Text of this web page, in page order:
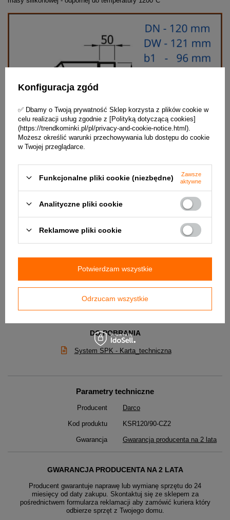
- duża trwałość
- dostępne w kolorach czarnym (standard) i grafitowym (na
stałe: drewno lub pellet.
✅ Karta katalogowa produktu w załączniku poniżej !
DO POBRANIA
System SPK - Karta_techniczna
Parametry techniczne
Producent Darco
Kod produktu KSR120/90-CZ2
Gwarancja Gwarancja producenta na 2 lata
GWARANCJA PRODUCENTA NA 2 LATA
Producent gwarantuje naprawę lub wymianę sprzętu do 24
miesięcy od daty zakupu. Skontaktuj się ze sklepem za
pośrednictwem formularza reklamacji aby zamówić kuriera który
odbierze sprzęt z Twojego domu.
Konfiguracja zgód
✅ Dbamy o Twoją prywatność Sklep korzysta z plików cookie w
celu realizacji usług zgodnie z [Polityką dotyczącą cookies]
(https://trendkominki.pl/pl/privacy-and-cookie-notice.html).
Możesz określić warunki przechowywania lub dostępu do cookie
w Twojej przeglądarce.
Funkcjonalne pliki cookie (niezbędne)
Zawsze
aktywne
Analityczne pliki cookie
Reklamowe pliki cookie
Odrzucam wszystkie
Potwierdzam wszystkie